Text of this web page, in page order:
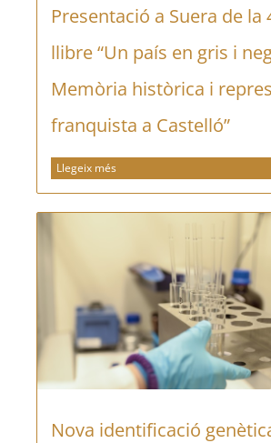
Presentació a Suera de la
llibre “Un país en gris i
Memòria històrica i
franquista a Castelló”
Llegeix més
Nova identificació